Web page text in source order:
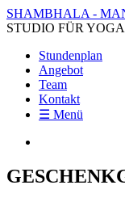
SHAMBHALA -
STUDIO FÜR
Stundenplan
Angebot
Team
Kontakt
☰ Menü